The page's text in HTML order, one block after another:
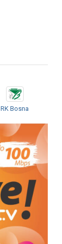
RK Bosna